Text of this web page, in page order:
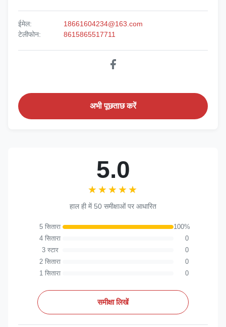
ईमेल:
18661604234@163.com
टेलीफोन:
8615865517711
अभी पूछताछ करें
5.0
★★★★★
★★★★★
हाल ही में 50 समीक्षाओं पर आधारित
5 सितारा
100%
4 सितारा
0
3 स्टार
0
2 सितारा
0
1 सितारा
0
समीक्षा लिखें